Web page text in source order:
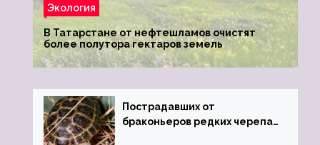
Экология
В Татарстане от нефтешламов очистят
более полутора гектаров земель
Пострадавших от
браконьеров редких черепах